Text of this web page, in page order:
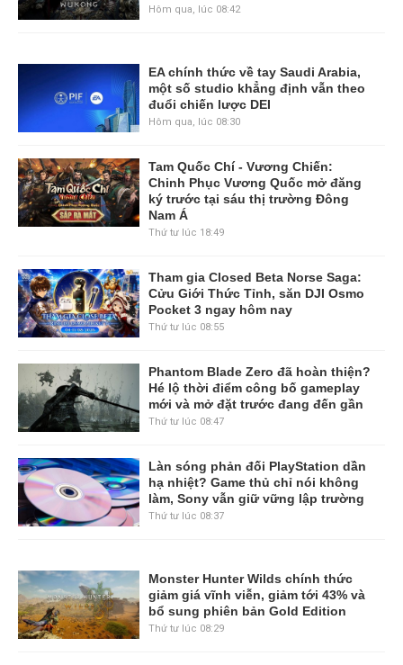
Hôm qua, lúc 08:42
EA chính thức về tay Saudi Arabia,
một số studio khẳng định vẫn theo
đuổi chiến lược DEI
Hôm qua, lúc 08:30
Tam Quốc Chí - Vương Chiến:
Chinh Phục Vương Quốc mở đăng
ký trước tại sáu thị trường Đông
Nam Á
Thứ tư lúc 18:49
Tham gia Closed Beta Norse Saga:
Cửu Giới Thức Tỉnh, săn DJI Osmo
Pocket 3 ngay hôm nay
Thứ tư lúc 08:55
Phantom Blade Zero đã hoàn thiện?
Hé lộ thời điểm công bố gameplay
mới và mở đặt trước đang đến gần
Thứ tư lúc 08:47
Làn sóng phản đối PlayStation dần
hạ nhiệt? Game thủ chỉ nói không
làm, Sony vẫn giữ vững lập trường
Thứ tư lúc 08:37
Monster Hunter Wilds chính thức
giảm giá vĩnh viễn, giảm tới 43% và
bổ sung phiên bản Gold Edition
Thứ tư lúc 08:29